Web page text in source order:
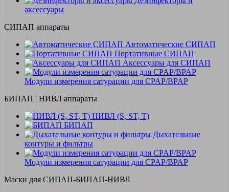
аксессуары
СИПАП аппараты
Автоматические СИПАП
Портативные СИПАП
Аксессуары для СИПАП
Модули измерения сатурации для CPAP/BPAP
БИПАП | НИВЛ аппараты
НИВЛ (S, ST, T)
БИПАП
Дыхательные
контуры и фильтры
Модули измерения сатурации для CPAP/BPAP
Маски для СИПАП-БИПАП-НИВЛ